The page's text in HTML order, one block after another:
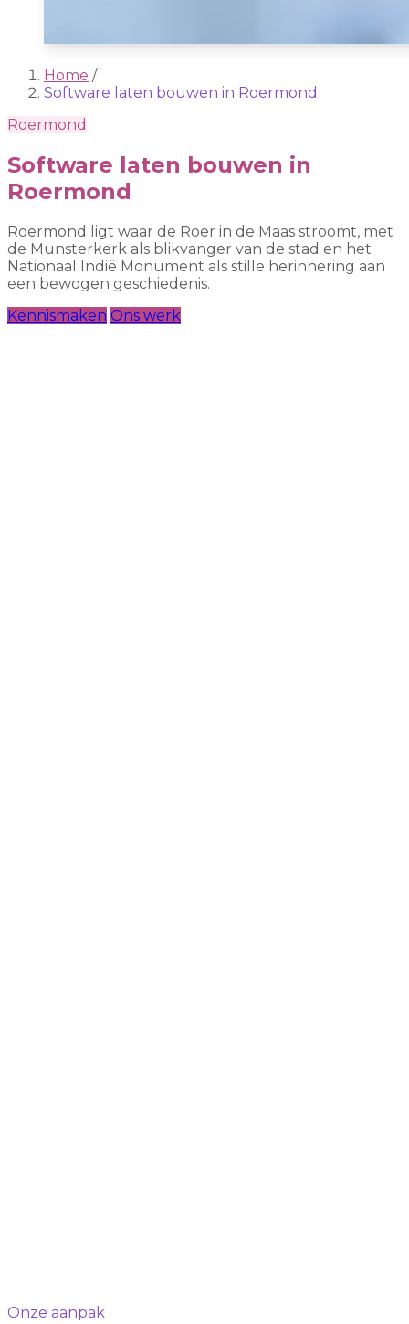
Home /
Software laten bouwen in Roermond
Roermond
Software laten bouwen in
Roermond
Roermond ligt waar de Roer in de Maas stroomt, met
de Munsterkerk als blikvanger van de stad en het
Nationaal Indië Monument als stille herinnering aan
een bewogen geschiedenis.
Kennismaken Ons werk
Onze aanpak